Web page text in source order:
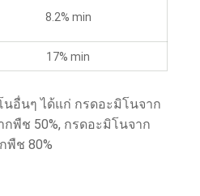
8.2% min
17% min
นอื่นๆ ได้แก่ กรดอะมิโนจาก
กพืช 50%, กรดอะมิโนจาก
พืช 80%